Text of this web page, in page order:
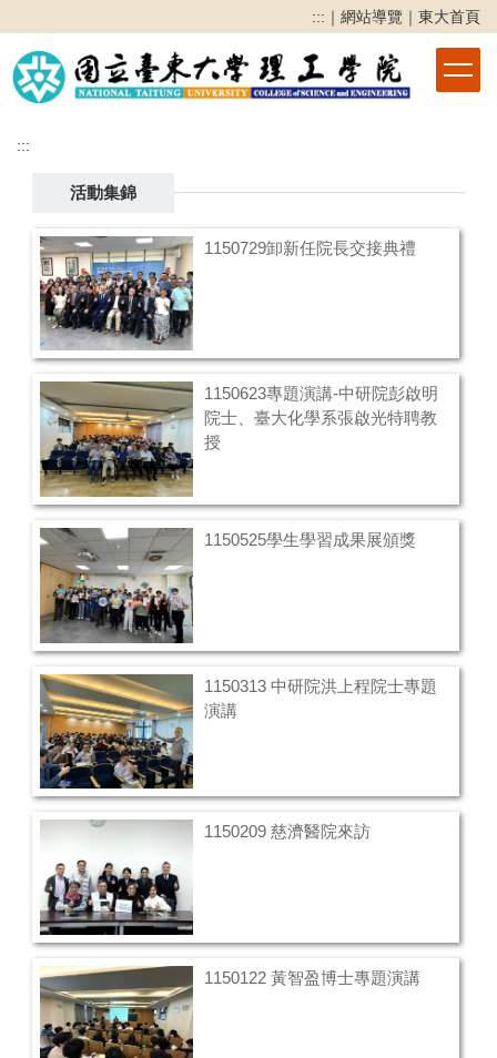
到
主
要
區
::: ｜ 網站導覽 ｜ 東大首頁
:::
活動集錦
1150729卸新任院長交接典禮
1150623專題演講-中研院彭啟明
院士、臺大化學系張啟光特聘教
授
1150525學生學習成果展頒獎
1150313 中研院洪上程院士專題
演講
1150209 慈濟醫院來訪
1150122 黃智盈博士專題演講